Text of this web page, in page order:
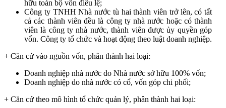
hữu toàn bộ vốn điều lệ;
Công ty TNHH Nhà nước tù hai thành viên trở lên, có tất
cả các thành viên đều là công ty nhà nước hoặc có thành
viên là công ty nhà nước, thành viên được ủy quyền góp
vốn. Công ty tổ chức và hoạt động theo luật doanh nghiệp.
+ Căn cứ vào nguồn vốn, phân thành hai loại:
Doanh nghiệp nhà nước do Nhà nước sở hữu 100% vốn;
Doanh nghiệp do nhà nước có cổ, vốn góp chi phối;
+ Căn cứ theo mô hình tổ chức quản lý, phân thành hai loại: